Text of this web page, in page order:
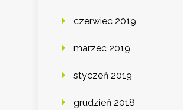
czerwiec 2019
marzec 2019
styczeń 2019
grudzień 2018